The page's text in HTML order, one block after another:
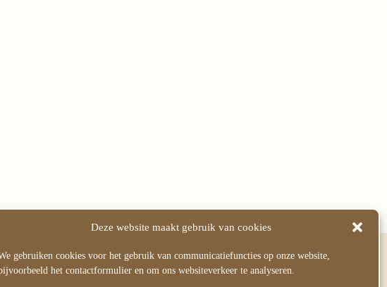
Deze website maakt gebruik van cookies
gebruiken cookies voor het gebruik van communicatiefuncties op onze website,
het contactformulier en om ons websiteverkeer te analyseren.